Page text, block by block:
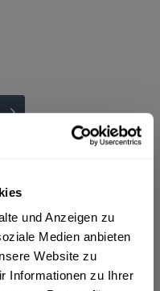
und Anzeigen zu
Medien anbieten
Website zu
Informationen zu Ihrer